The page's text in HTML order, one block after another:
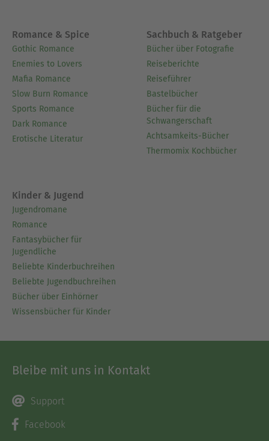
Romance & Spice
Gothic Romance
Enemies to Lovers
Mafia Romance
Slow Burn Romance
Sports Romance
Dark Romance
Erotische Literatur
Sachbuch & Ratgeber
Bücher über Fotografie
Reiseberichte
Reiseführer
Bastelbücher
Bücher für die
Schwangerschaft
Achtsamkeits-Bücher
Thermomix Kochbücher
Kinder & Jugend
Jugendromane
Romance
Fantasybücher für
Jugendliche
Beliebte Kinderbuchreihen
Beliebte Jugendbuchreihen
Bücher über Einhörner
Wissensbücher für Kinder
Bleibe mit uns in Kontakt
Support
Facebook